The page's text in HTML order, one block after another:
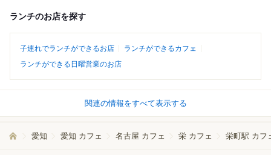
ランチのお店を探す
子連れでランチができるお店
ランチができるカフェ
ランチができる日曜営業のお店
関連の情報をすべて表示する
愛知 愛知 カフェ 名古屋 カフェ 栄 カフェ 栄町駅 カフ